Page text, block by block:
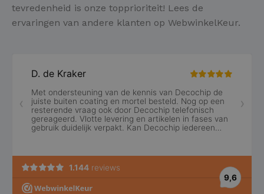
tevredenheid is onze topprioriteit! Lees de
ervaringen van andere klanten op WebwinkelKeur.